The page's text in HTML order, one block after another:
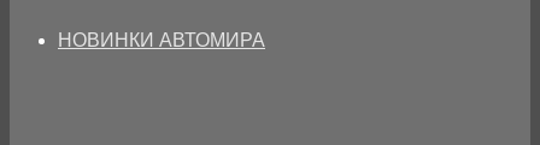
НОВИНКИ АВТОМИРА